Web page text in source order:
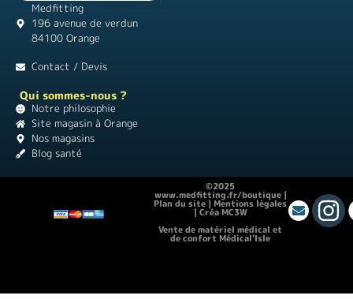
Medfitting
196 avenue de verdun
84100 Orange
Contact / Devis
Qui sommes-nous ?
Notre philosophie
Site magasin à Orange
Nos magasins
Blog santé
©2025
www.medfitting.fr/boutique |
Plan du site | Mentions légales
| Créa MC3W
Vente de matériel médical et
de confort Médical'Isle